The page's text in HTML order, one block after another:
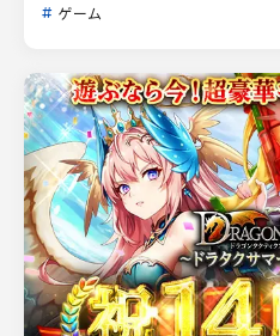
ゲーム